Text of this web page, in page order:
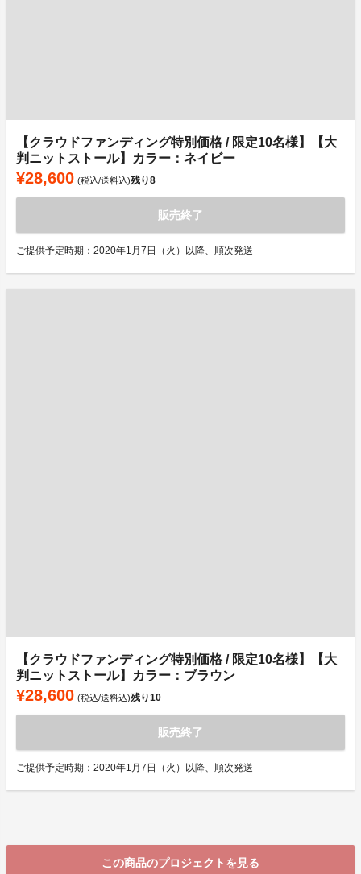
【クラウドファンディング特別価格 / 限定10名様】【大
判ニットストール】カラー：ネイビー
¥28,600 (税込/送料込)残り8
販売終了
ご提供予定時期：2020年1月7日（火）以降、順次発送
【クラウドファンディング特別価格 / 限定10名様】【大
判ニットストール】カラー：ブラウン
¥28,600 (税込/送料込)残り10
販売終了
ご提供予定時期：2020年1月7日（火）以降、順次発送
この商品のプロジェクトを見る